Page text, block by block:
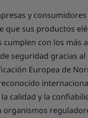
y consumidores
que sus productos
cumplen con los más
seguridad gracias
Europea de
calidad y la
organismos